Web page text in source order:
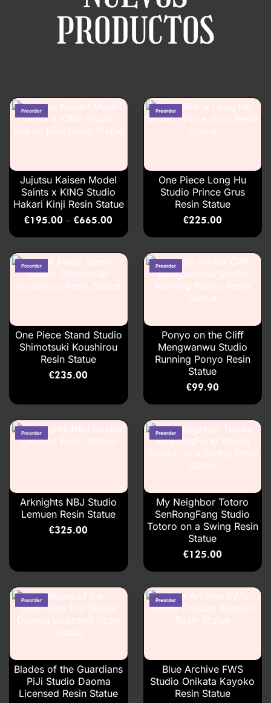
PRODUCTOS
Jujutsu Kaisen Model
Saints x KING Studio
Hakari Kinji Resin Statue
€195.00 – €665.00
One Piece Long Hu
Studio Prince Grus
Resin Statue
€225.00
One Piece Stand Studio
Shimotsuki Koushirou
Resin Statue
€235.00
Ponyo on the Cliff
Mengwanwu Studio
Running Ponyo Resin
Statue
€99.90
Arknights NBJ Studio
Lemuen Resin Statue
€325.00
My Neighbor Totoro
SenRongFang Studio
Totoro on a Swing Resin
Statue
€125.00
Blades of the Guardians
PiJi Studio Daoma
Licensed Resin Statue
Blue Archive FWS
Studio Onikata Kayoko
Resin Statue